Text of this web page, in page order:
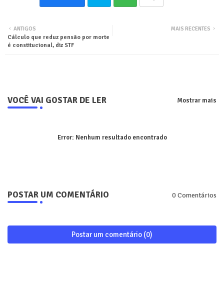
ter
MAIS RECENTES
ANTIGOS
Cálculo que reduz pensão por morte
é constitucional, diz STF
VOCÊ VAI GOSTAR DE LER Mostrar mais
Error: Nenhum resultado encontrado
POSTAR UM COMENTÁRIO 0 Comentários
Postar um comentário (0)